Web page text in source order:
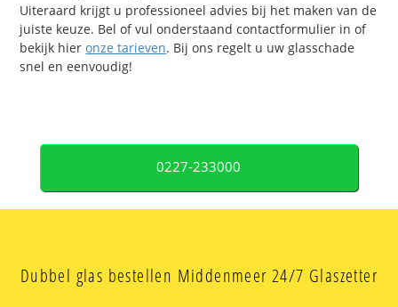
Uiteraard krijgt u professioneel advies bij het maken van de
juiste keuze. Bel of vul onderstaand contactformulier in of
bekijk hieronze tarieven. Bij ons regelt u uw glasschade
snel en eenvoudig!
0227-233000
Dubbel glas bestellen Middenmeer 24/7 Glaszetter